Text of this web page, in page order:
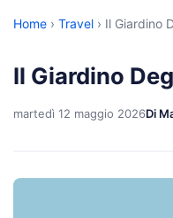
Home › Travel › Il Giardino
Il Giardino
martedì 12 maggio 2026Di